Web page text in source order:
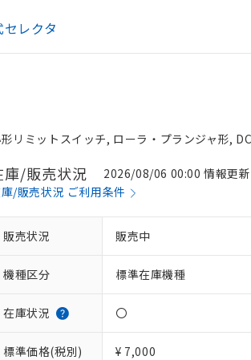
レクタ
リミットスイッチ, ローラ・プランジャ形,
庫/販売状況
2026/08/06 00:00 情報更新
/販売状況 ご利用条件
販売状況 販売中
機種区分 標準在庫機種
在庫状況 〇
標準価格(税別) ¥ 7,000